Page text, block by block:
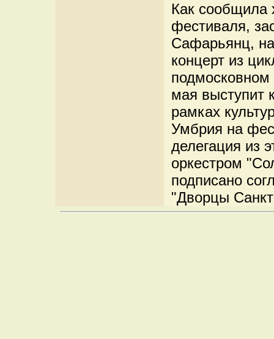
Как сообщила
фестиваля,
Сафарьянц,
концерт из
подмосковном
мая выступит
рамках
Умбрия на
делегация из
оркестром
подписано
"Дворцы